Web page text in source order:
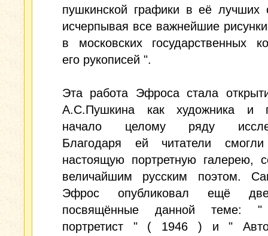
пушкинской графики в её лучших
исчерпывая все важнейшие
в московских государственных
его рукописей ".
Эта работа Эфроса стала
А.С.Пушкина как художника и
начало целому ряду
Благодаря ей читатели смогли
настоящую портретную галерею,
величайшим русским поэтом.
Эфрос опубликовал ещё
посвящённые данной теме:
портретист " ( 1946 ) и "